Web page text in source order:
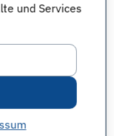
und Services